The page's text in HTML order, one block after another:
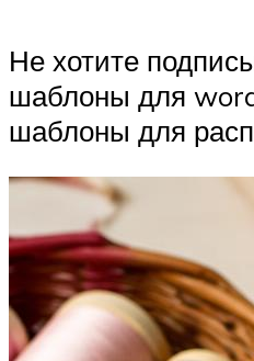
Не хотите
шаблоны для
шаблоны для